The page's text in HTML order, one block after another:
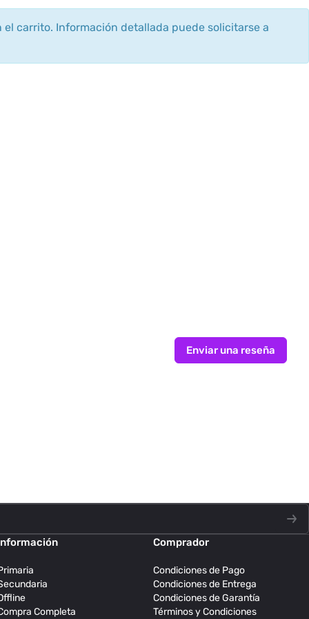
carrito. Información detallada puede solicitarse a
Enviar una reseña
Completa
Comprador
Condiciones de Pago
Condiciones de Entrega
Condiciones de Garantía
Términos y Condiciones